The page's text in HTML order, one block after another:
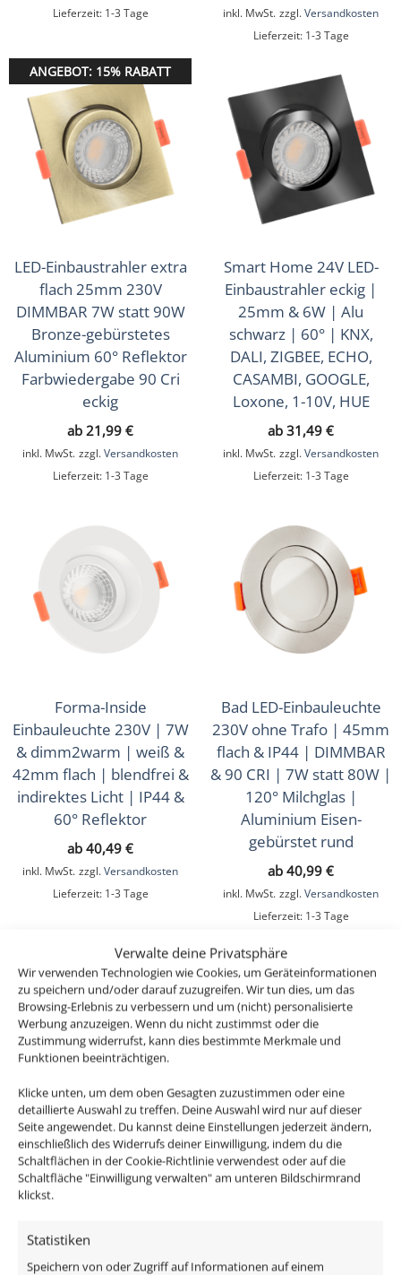
Verwalte deine Privatsphäre
Wir verwenden Technologien wie Cookies, um Geräteinformationen
zu speichern und/oder darauf zuzugreifen. Wir tun dies, um das
Browsing-Erlebnis zu verbessern und um (nicht) personalisierte
Werbung anzuzeigen. Wenn du nicht zustimmst oder die
Zustimmung widerrufst, kann dies bestimmte Merkmale und
Funktionen beeinträchtigen.
Klicke unten, um dem oben Gesagten zuzustimmen oder eine
detaillierte Auswahl zu treffen. Deine Auswahl wird nur auf dieser
Seite angewendet. Du kannst deine Einstellungen jederzeit ändern,
einschließlich des Widerrufs deiner Einwilligung, indem du die
Schaltflächen in der Cookie-Richtlinie verwendest oder auf die
Schaltfläche "Einwilligung verwalten" am unteren Bildschirmrand
klickst.
Statistiken
Speichern von oder Zugriff auf Informationen auf einem
Lieferzeit: 1-3 Tage inkl. MwSt. zzgl. Versandkosten
Lieferzeit: 1-3 Tage
ANGEBOT: 15% RABATT
LED-Einbaustrahler extra
flach 25mm 230V
DIMMBAR 7W statt 90W
Bronze-gebürstetes
Aluminium 60° Reflektor
Farbwiedergabe 90 Cri
eckig
ab 21,99 €
inkl. MwSt. zzgl. Versandkosten
Lieferzeit: 1-3 Tage
Smart Home 24V LED-
Einbaustrahler eckig |
25mm & 6W | Alu
schwarz | 60° | KNX,
DALI, ZIGBEE, ECHO,
CASAMBI, GOOGLE,
Loxone, 1-10V, HUE
ab 31,49 €
inkl. MwSt. zzgl. Versandkosten
Lieferzeit: 1-3 Tage
Forma-Inside
Einbauleuchte 230V | 7W
& dimm2warm | weiß &
42mm flach | blendfrei &
indirektes Licht | IP44 &
60° Reflektor
ab 40,49 €
inkl. MwSt. zzgl. Versandkosten
Lieferzeit: 1-3 Tage
Bad LED-Einbauleuchte
230V ohne Trafo | 45mm
flach & IP44 | DIMMBAR
& 90 CRI | 7W statt 80W |
120° Milchglas |
Aluminium Eisen-
gebürstet rund
ab 40,99 €
inkl. MwSt. zzgl. Versandkosten
Lieferzeit: 1-3 Tage
Bad LED-Einbaustrahler
GU10 | IP44 & 230V |
DIMMBAR | 7W statt 90W
Aluminium | Chrom-
poliert | rund
Smart Home 24V LED-
Einbaustrahler eckig |
CASAMBI, Loxone,